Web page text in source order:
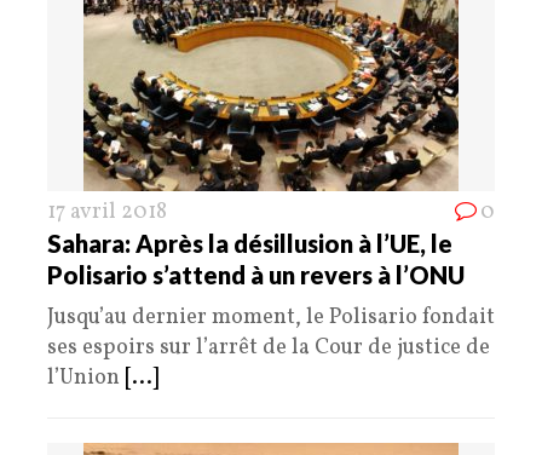
17 avril 2018 0
Sahara: Après la désillusion à l’UE, le
Polisario s’attend à un revers à l’ONU
Jusqu’au dernier moment, le Polisario fondait
ses espoirs sur l’arrêt de la Cour de justice de
l’Union [...]